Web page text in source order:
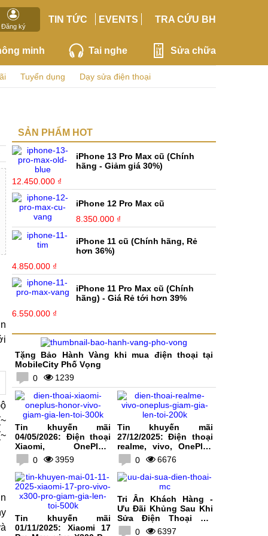
Đăng ký
TIN TỨC EVENTS TRA CỨU BH
minh Tai nghe Sửa chữa
Tuyển dụng Dạy sửa điện thoại
SẢN PHẨM HOT
iPhone 13 Pro Max cũ (Chính
hãng - Giảm giá 30%)
12.450.000 ₫
iPhone 12 Pro Max cũ
8.350.000 ₫
iPhone 11 cũ (Chính hãng, Rẻ
hơn 36%)
4.850.000 ₫
iPhone 11 Pro Max cũ (Chính
hãng) - Giá Rẻ tới hơn 39%
6.550.000 ₫
Tặng Bảo Hành Vàng khi mua điện thoại tại
MobileCity Phố Vọng
0
1239
Tin khuyến mãi
04/05/2026: Điện thoại
Xiaomi, OnePlus,
HONOR, vivo giảm giá
lên tới 300K
0 3959
Tin khuyến mãi
27/12/2025: Điện thoại
realme, vivo, OnePlus
giảm giá lên tới 200K
0 6676
Tin khuyến mãi
01/11/2025: Xiaomi 17
Tri Ân Khách Hàng -
Ưu Đãi Khủng Sau Khi
Sửa Điện Thoại Tại
MobileCity
0 6397